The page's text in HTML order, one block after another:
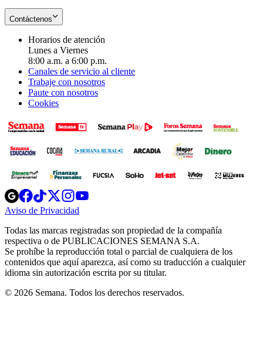
Contáctenos
Horarios de atención
Lunes a Viernes
8:00 a.m. a 6:00 p.m.
Canales de servicio al cliente
Trabaje con nosotros
Paute con nosotros
Cookies
Opens
in
new
Opens
in
new
Opens
in
new
window
Opens
new
windowwindow
Aviso de Privacidad
new
window
Todas las marcas registradas son propiedad de la compañía
respectiva o de PUBLICACIONES SEMANA S.A.
Se prohíbe la reproducción total o parcial de cualquiera de los
contenidos que aquí aparezca, así como su traducción a cualquier
idioma sin autorización escrita por su titular.
© 2026 Semana. Todos los derechos reservados.